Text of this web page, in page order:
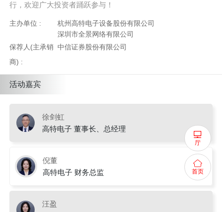
行，欢迎广大投资者踊跃参与！
主办单位 :
杭州高特电子设备股份有限公司
深圳市全景网络有限公司
保荐人(主承销
商) :
中信证券股份有限公司
活动嘉宾
徐剑虹
高特电子 董事长、总经理
倪董
高特电子 财务总监
汪盈
厅
首页